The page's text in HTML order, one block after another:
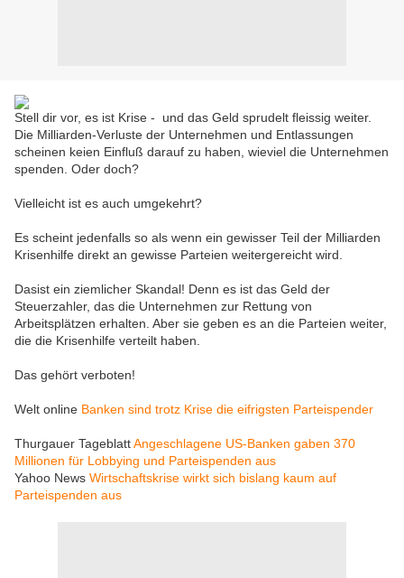
Stell dir vor, es ist Krise - und das Geld sprudelt fleissig weiter.
Die Milliarden-Verluste der Unternehmen und Entlassungen
scheinen keien Einfluß darauf zu haben, wieviel die Unternehmen
spenden. Oder doch?
Vielleicht ist es auch umgekehrt?
Es scheint jedenfalls so als wenn ein gewisser Teil der Milliarden
Krisenhilfe direkt an gewisse Parteien weitergereicht wird.
Dasist ein ziemlicher Skandal! Denn es ist das Geld der
Steuerzahler, das die Unternehmen zur Rettung von
Arbeitsplätzen erhalten. Aber sie geben es an die Parteien weiter,
die die Krisenhilfe verteilt haben.
Das gehört verboten!
Welt online Banken sind trotz Krise die eifrigsten Parteispender
Thurgauer TageblattAngeschlagene US-Banken gaben 370
Millionen für Lobbying und Parteispenden aus
Yahoo News Wirtschaftskrise wirkt sich bislang kaum auf
Parteispenden aus